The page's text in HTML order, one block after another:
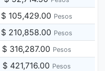
$ 105,429.00 Pesos
$ 210,858.00 Pesos
$ 316,287.00 Pesos
$ 421,716.00 Pesos